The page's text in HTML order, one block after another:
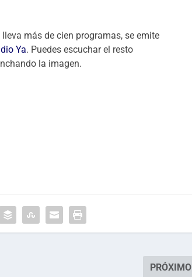
lleva más de cien programas, se emite
Ya. Puedes escuchar el resto
la imagen.
PRÓXIMO